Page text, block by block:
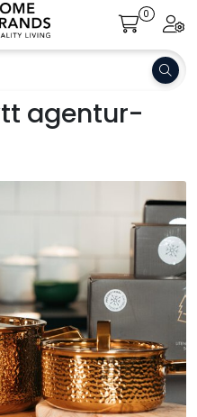
0
agentur-